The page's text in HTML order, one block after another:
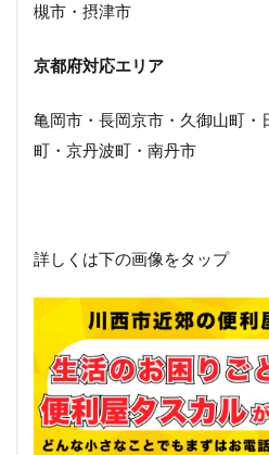
槻市・摂津市
京都府対応エリア
亀岡市・長岡京市・久御山町・
町・京丹波町・南丹市
詳しくは下の画像をタップ